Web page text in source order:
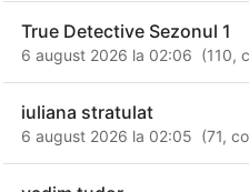
True Detective Sezonul 1
6 august 2026 la 02:06 (110,
iuliana stratulat
6 august 2026 la 02:05 (71,